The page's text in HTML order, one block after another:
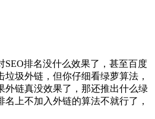
排名没什么效果了，甚至百度
圾外链，但你仔细看绿萝算法，
外链真没效果了，那还推出什么绿
上不加入外链的算法不就行了，